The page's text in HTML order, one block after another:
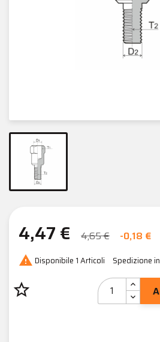
4,47 € 4,65 € -0,18 €
 Disponibile 1 Articoli Spedizione
star_border